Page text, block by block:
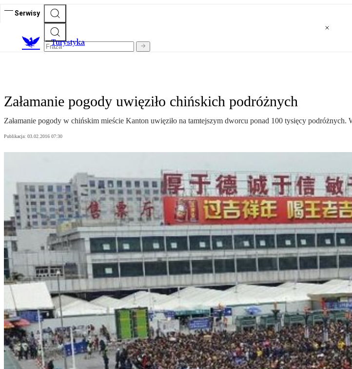
Serwisy
Turystyka
Załamanie pogody uwięziło chińskich podróżnych
Załamanie pogody w chińskim mieście Kanton uwięziło na tamtejszym dworcu ponad 100 tysięcy
Publikacja: 03.02.2016 07:30